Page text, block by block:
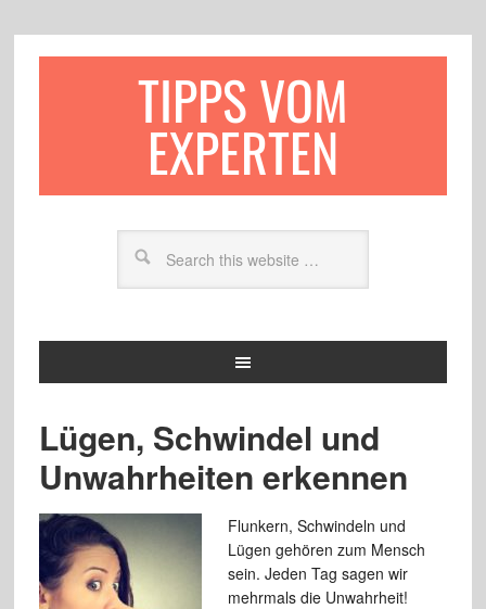
TIPPS VOM
EXPERTEN
Lügen, Schwindel und
Unwahrheiten erkennen
Flunkern, Schwindeln und
Lügen gehören zum Mensch
sein. Jeden Tag sagen wir
mehrmals die Unwahrheit!